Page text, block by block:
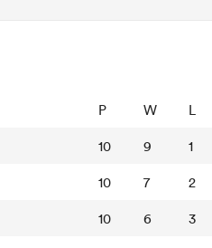
P W L
10 9 1
10 7 2
10 6 3